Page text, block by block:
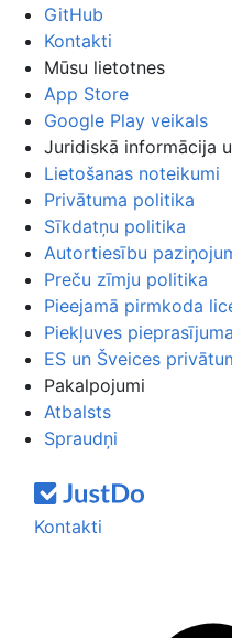
GitHub
Kontakti
Mūsu lietotnes
App Store
Google Play veikals
Juridiskā informācija
Lietošanas noteikumi
Privātuma politika
Sīkdatņu politika
Autortiesību
Preču zīmju politika
Pieejamā pirmkoda
Piekļuves
ES un Šveices
Pakalpojumi
Atbalsts
Spraudņi
Kontakti